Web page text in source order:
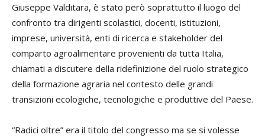
Giuseppe Valditara, è stato però soprattutto il luogo del
confronto tra dirigenti scolastici, docenti, istituzioni,
imprese, università, enti di ricerca e stakeholder del
comparto agroalimentare provenienti da tutta Italia,
chiamati a discutere della ridefinizione del ruolo strategico
della formazione agraria nel contesto delle grandi
transizioni ecologiche, tecnologiche e produttive del Paese.
“Radici oltre” era il titolo del congresso ma se si volesse